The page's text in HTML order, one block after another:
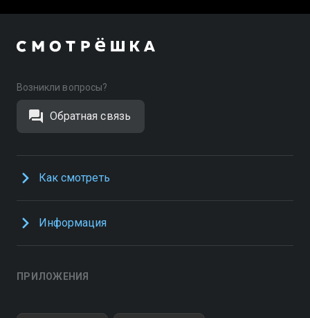
Возникли вопросы?
Обратная связь
Как смотреть
Информация
ПРИЛОЖЕНИЯ